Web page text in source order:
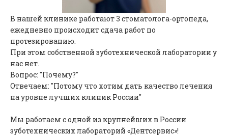
В нашей клинике работают 3 стоматолога-ортопеда,
ежедневно происходит сдача работ по
протезированию.
При этом собственной зуботехнической лаборатории у
нас нет.
Вопрос: "Почему?"
Отвечаем: "Потому что хотим дать качество лечения
на уровне лучших клиник России"
Мы работаем с одной из крупнейших в России
зуботехнических лабораторий «Дентсервис»!